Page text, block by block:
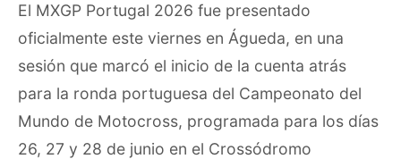
El MXGP Portugal 2026 fue presentado
oficialmente este viernes en Águeda, en una
sesión que marcó el inicio de la cuenta atrás
para la ronda portuguesa del Campeonato del
Mundo de Motocross, programada para los días
26, 27 y 28 de junio en el Crossódromo